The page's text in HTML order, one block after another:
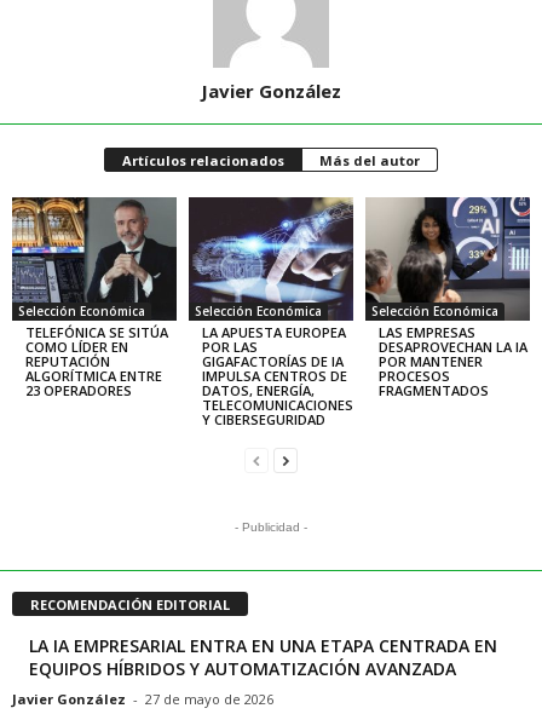
Javier González
Artículos relacionados Más del autor
Selección Económica
TELEFÓNICA SE SITÚA
COMO LÍDER EN
REPUTACIÓN
ALGORÍTMICA ENTRE
23 OPERADORES
Selección Económica
LA APUESTA EUROPEA
POR LAS
GIGAFACTORÍAS DE IA
IMPULSA CENTROS DE
DATOS, ENERGÍA,
TELECOMUNICACIONES
Y CIBERSEGURIDAD
Selección Económica
LAS EMPRESAS
DESAPROVECHAN LA IA
POR MANTENER
PROCESOS
FRAGMENTADOS
- Publicidad -
RECOMENDACIÓN EDITORIAL
LA IA EMPRESARIAL ENTRA EN UNA ETAPA CENTRADA EN
EQUIPOS HÍBRIDOS Y AUTOMATIZACIÓN AVANZADA
Javier González - 27 de mayo de 2026